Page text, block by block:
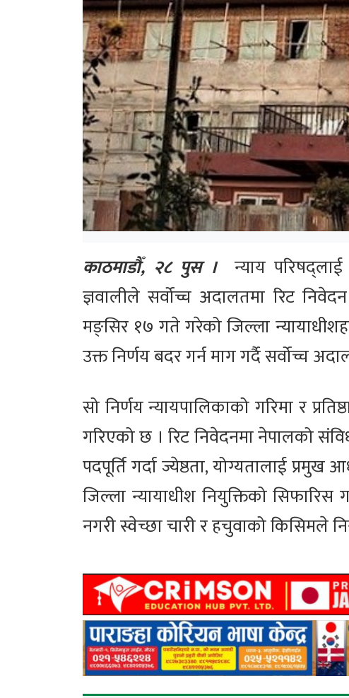
काठमाडौँ, २८ पुस ।न्याय परिषद्लाई
ज्ञवालीले सर्वोच्च अदालतमा रिट
मङ्सिर १७ गते गरेको जिल्ला
उक्त निर्णय बदर गर्न माग गर्दै सर्वोच्च
सो निर्णय न्यायपालिकाको गरिमा र
गरिएको छ । रिट निवेदनमा नेपालको
पदपूर्ति गर्दा ज्येष्ठता, योग्यतालाई प्रमुख
जिल्ला न्यायाधीश नियुक्तिको
नगरी स्वेच्छा चारी र हचुवाको किसिमले